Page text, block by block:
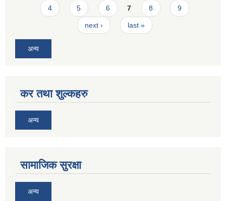
4 5 6 7 8 9
next › last »
अन्य
कर तथा शुल्कहरु
अन्य
सामाजिक सुरक्षा
अन्य